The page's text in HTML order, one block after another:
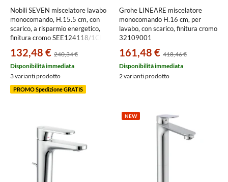
Nobili SEVEN miscelatore lavabo
monocomando, H.15.5 cm, con
scarico, a risparmio energetico,
finitura cromo SEE124118/1CR
132,48 € 240,34 €
Disponibilità immediata
3 varianti prodotto
PROMO Spedizione GRATIS
Grohe LINEARE miscelatore
monocomando H.16 cm, per
lavabo, con scarico, finitura cromo
32109001
161,48 € 418,46 €
Disponibilità immediata
2 varianti prodotto
NEW